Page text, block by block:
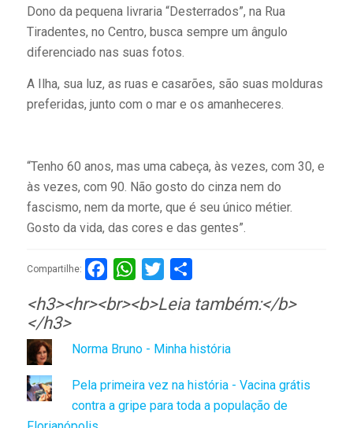
Dono da pequena livraria “Desterrados”, na Rua
Tiradentes, no Centro, busca sempre um ângulo
diferenciado nas suas fotos.
A Ilha, sua luz, as ruas e casarões, são suas molduras
preferidas, junto com o mar e os amanheceres.
“Tenho 60 anos, mas uma cabeça, às vezes, com 30, e
às vezes, com 90. Não gosto do cinza nem do
fascismo, nem da morte, que é seu único métier.
Gosto da vida, das cores e das gentes”.
Compartilhe: FacebookWhatsApp
Twitter
<h3><hr><br><b>Leia também:</b>
</h3>
Norma Bruno - Minha história
Pela primeira vez na história - Vacina grátis
contra a gripe para toda a população de